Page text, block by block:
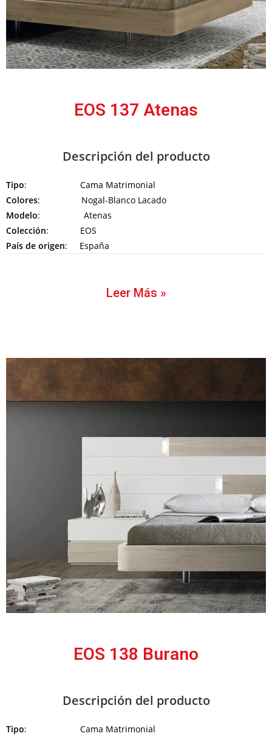
EOS 137 Atenas
Descripción del producto
Tipo: Cama Matrimonial
Colores: Nogal-Blanco Lacado
Modelo: Atenas
Colección: EOS
País de origen: España
Leer Más »
EOS 138 Burano
Descripción del producto
Tipo: Cama Matrimonial